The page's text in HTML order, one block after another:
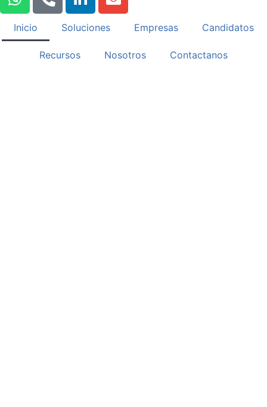
Inicio Soluciones Empresas Candidatos
Recursos Nosotros Contactanos